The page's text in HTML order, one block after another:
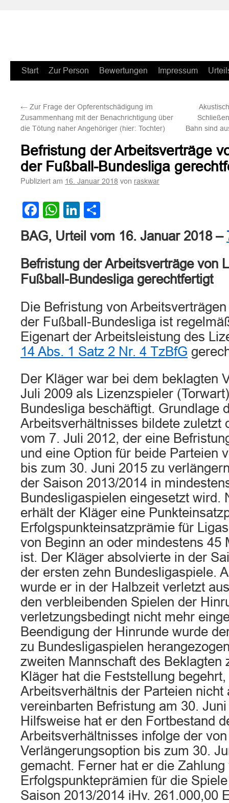
Zum
springen
Start Zur Person Bewertungen Impressum
← Zur Frage der Opferentschädigung im
Zusammenhang mit der Benachrichtigung über
die Tötung naher Angehöriger (hier: Tochter)
Bahn sind
Befristung der Arbeitsverträge
der Fußball-Bundesliga
Publiziert am 16. Januar 2018 von raskwar
Facebook
WhatsApp
LinkedIn
BAG, Urteil vom 16. Januar 2018 –
Befristung der Arbeitsverträge von
Fußball-Bundesliga gerechtfertigt
Die Befristung von
der Fußball-Bundesliga ist
Eigenart der Arbeitsleistung des
14 Abs. 1 Satz 2 Nr. 4 TzBfG
Der Kläger war bei dem beklagten
Juli 2009 als Lizenzspieler
Bundesliga beschäftigt. Grundlage
Arbeitsverhältnisses bildete zuletzt
vom 7. Juli 2012, der eine
und eine Option für beide Parteien
bis zum 30. Juni 2015 zu
der Saison 2013/2014 in
Bundesligaspielen eingesetzt wird.
erhält der Kläger eine
Erfolgspunkteinsatzprämie für
von Beginn an oder mindestens 45
ist. Der Kläger absolvierte in der
der ersten zehn Bundesligaspiele.
wurde er in der Halbzeit verletzt
den verbleibenden Spielen der
verletzungsbedingt nicht mehr
Beendigung der Hinrunde wurde
zu Bundesligaspielen
zweiten Mannschaft des Beklagten
Kläger hat die Feststellung
Arbeitsverhältnis der Parteien nicht
vereinbarten Befristung am 30.
Hilfsweise hat er den Fortbestand
Arbeitsverhältnisses infolge der
Verlängerungsoption bis zum 30.
gemacht. Ferner hat er die
Erfolgspunkteprämien für die
Saison 2013/2014 iHv. 261.000,00